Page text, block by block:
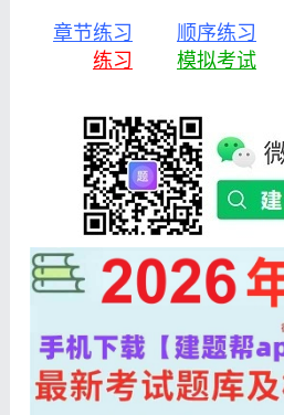
章节练习 顺序练习
练习
模拟考试